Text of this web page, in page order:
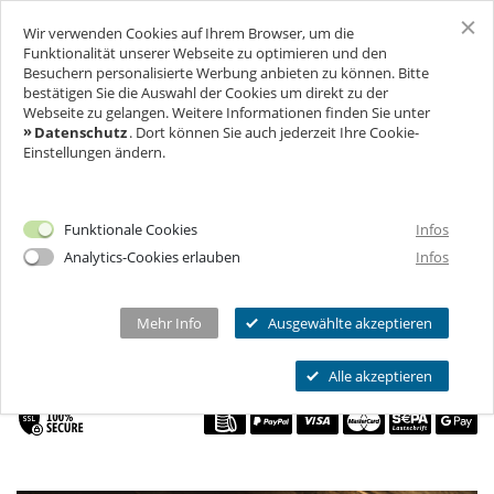
SCHLOSS FREUDENBERG
BESUCH
Ich will Euch besuchen!
Ermäßigungen
Tickets
Programmkalender
Geförderter Besuch
FÜR UNTERNEHMEN
Schlosscafé
Dein Fest
THEATER & KULTUR
Wanderbühne Freudenberg
Anstehende Kulturveranstaltungen
MEHR INFOS...
Öffnungszeiten
F
R
A
G
E
N
&
A
N
T
W
O
R
T
E
N
KLANGKONZERT
FREUDENBERGSTRASSE 226, 65201 WIESBADEN, D
1 HOUR
SELECT A DATE
Wir verwenden Cookies auf Ihrem Browser, um die
Funktionalität unserer Webseite zu optimieren und den
Besuchern personalisierte Werbung anbieten zu können. Bitte
bestätigen Sie die Auswahl der Cookies um direkt zu der
Webseite zu gelangen. Weitere Informationen finden Sie unter
Datenschutz. Dort können Sie auch jederzeit Ihre Cookie-
Einstellungen ändern.
Funktionale Cookies
Infos
Analytics-Cookies erlauben
Infos
Mehr Info Ausgewählte akzeptieren
Alle akzeptieren